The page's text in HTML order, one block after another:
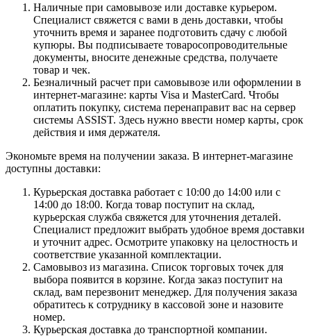
Наличные при самовывозе или доставке курьером.
Специалист свяжется с вами в день доставки, чтобы
уточнить время и заранее подготовить сдачу с любой
купюры. Вы подписываете товаросопроводительные
документы, вносите денежные средства, получаете
товар и чек.
Безналичный расчет при самовывозе или оформлении в
интернет-магазине: карты Visa и MasterCard. Чтобы
оплатить покупку, система перенаправит вас на сервер
системы ASSIST. Здесь нужно ввести номер карты, срок
действия и имя держателя.
Экономьте время на получении заказа. В интернет-магазине
доступны доставки:
Курьерская доставка работает с 10:00 до 14:00 или с
14:00 до 18:00. Когда товар поступит на склад,
курьерская служба свяжется для уточнения деталей.
Специалист предложит выбрать удобное время доставки
и уточнит адрес. Осмотрите упаковку на целостность и
соответствие указанной комплектации.
Самовывоз из магазина. Список торговых точек для
выбора появится в корзине. Когда заказ поступит на
склад, вам перезвонит менеджер. Для получения заказа
обратитесь к сотруднику в кассовой зоне и назовите
номер.
Курьерская доставка до транспортной компании.